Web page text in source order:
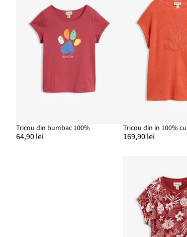
Tricou din bumbac 100%
64,90 lei
Tricou din in 100%
169,90 lei